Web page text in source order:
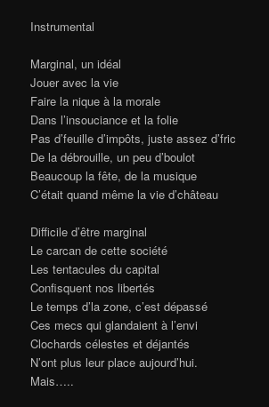
Instrumental
Marginal, un idéal
Jouer avec la vie
Faire la nique à la morale
Dans l’insouciance et la folie
Pas d’feuille d’impôts, juste assez d’fric
De la débrouille, un peu d’boulot
Beaucoup la fête, de la musique
C’était quand même la vie d’château
Difficile d’être marginal
Le carcan de cette société
Les tentacules du capital
Confisquent nos libertés
Le temps d’la zone, c’est dépassé
Ces mecs qui glandaient à l’envi
Clochards célestes et déjantés
N’ont plus leur place aujourd’hui.
Mais…..